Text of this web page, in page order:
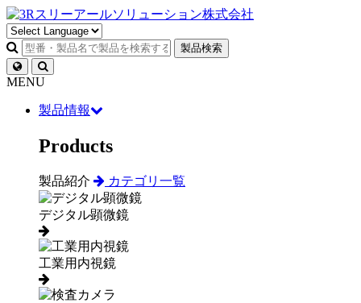
製品検索
MENU
製品情報
Products
製品紹介 カテゴリ一覧
デジタル顕微鏡
工業用内視鏡